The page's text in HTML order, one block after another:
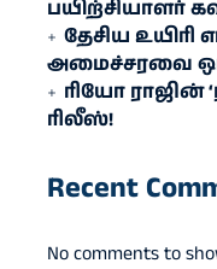
பயிற்சியாளர்
தேசிய உயிரி
அமைச்சரவை
ரியோ ராஜின்
ரிலீஸ்!
Recent
No comments to